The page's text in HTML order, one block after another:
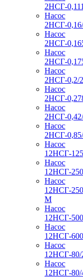
2НСГ-
Насос
2НСГ-
Насос
2НСГ-
Насос
2НСГ-
Насос
2НСГ-0,2/
Насос
2НСГ-
Насос
2НСГ-
Насос
2НСГ-
Насос
12НСГ-
Насос
12НСГ-
Насос
12НСГ-
М
Насос
12НСГ-
Насос
12НСГ-
Насос
12НСГ-80/
Насос
12НСГ-80/